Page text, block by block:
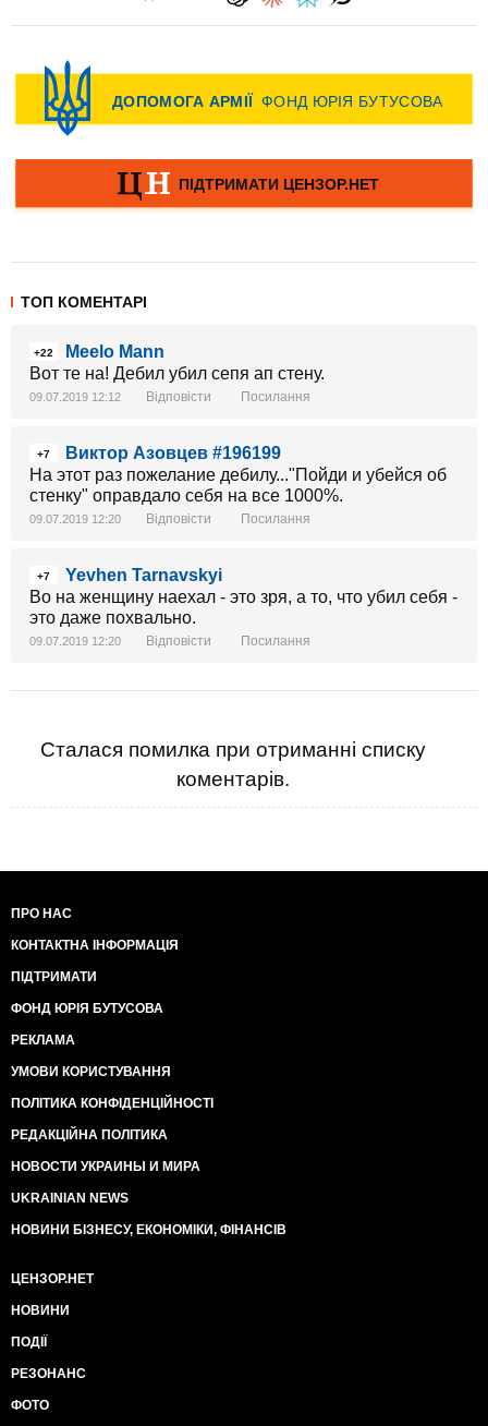
ТОП КОМЕНТАРІ
+22
Meelo Mann
Вот те на! Дебил убил сепя ап стену.
09.07.2019 12:12 Відповісти Посилання
+7
Виктор Азовцев #196199
На этот раз пожелание дебилу..."Пойди и убейся об
стенку" оправдало себя на все 1000%.
09.07.2019 12:20 Відповісти Посилання
+7
Yevhen Tarnavskyi
Во на женщину наехал - это зря, а то, что убил себя -
это даже похвально.
09.07.2019 12:20 Відповісти Посилання
Сталася помилка при отриманні списку
коментарів.
ПРО НАС
КОНТАКТНА ІНФОРМАЦІЯ
ПІДТРИМАТИ
ФОНД ЮРІЯ БУТУСОВА
РЕКЛАМА
УМОВИ КОРИСТУВАННЯ
ПОЛІТИКА КОНФІДЕНЦІЙНОСТІ
РЕДАКЦІЙНА ПОЛІТИКА
НОВОСТИ УКРАИНЫ И МИРА
UKRAINIAN NEWS
НОВИНИ БІЗНЕСУ, ЕКОНОМІКИ, ФІНАНСІВ
ЦЕНЗОР.НЕТ
НОВИНИ
ПОДІЇ
РЕЗОНАНС
ФОТО